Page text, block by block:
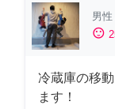
男性
sentiment_satisfied
冷蔵庫の移
ます！